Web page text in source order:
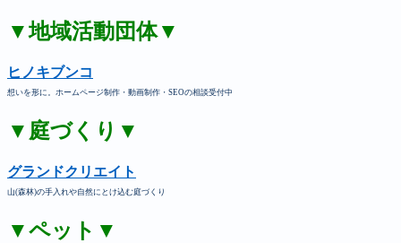
▼地域活動団体▼
ヒノキブンコ
想いを形に。ホームページ制作・動画制作・SEOの相談受付中
▼庭づくり▼
グランドクリエイト
山(森林)の手入れや自然にとけ込む庭づくり
▼ペット▼